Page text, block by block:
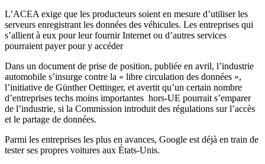
L’ACEA exige que les producteurs soient en mesure d’utiliser les
serveurs enregistrant les données des véhicules. Les entreprises qui
s’allient à eux pour leur fournir Internet ou d’autres services
pourraient payer pour y accéder
Dans un document de prise de position, publiée en avril, l’industrie
automobile s’insurge contre la « libre circulation des données »,
l’initiative de Günther Oettinger, et avertit qu’un certain nombre
d’entreprises techs moins importantes hors-UE pourrait s’emparer
de l’industrie, si la Commission introduit des régulations sur l’accès
et le partage de données.
Parmi les entreprises les plus en avances, Google est déjà en train de
tester ses propres voitures aux États-Unis.